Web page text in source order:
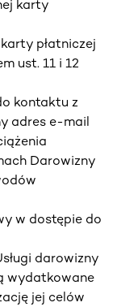
karty
płatniczej
ust. 11 i 12
kontaktu z
adres e-mail
Darowizny
w dostępie do
darowizny
wydatkowane
jej celów